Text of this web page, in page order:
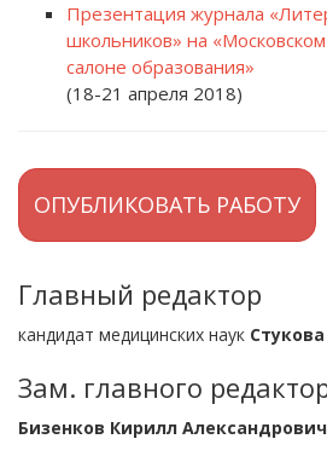
Презентация журнала
школьников» на
салоне образования»
(18-21 апреля 2018)
ОПУБЛИКОВАТЬ РАБОТУ
Главный редактор
кандидат медицинских наук
Зам. главного
Бизенков Кирилл Александрович